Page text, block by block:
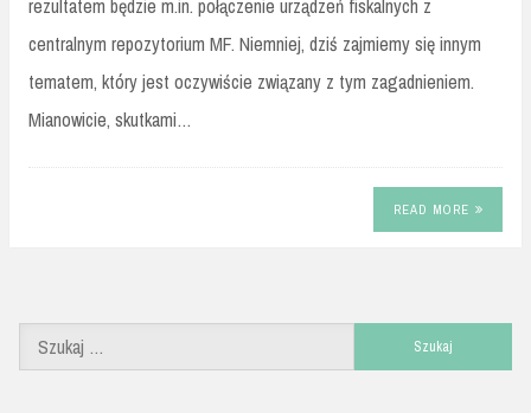
rezultatem będzie m.in. połączenie urządzeń fiskalnych z
centralnym repozytorium MF. Niemniej, dziś zajmiemy się innym
tematem, który jest oczywiście związany z tym zagadnieniem.
Mianowicie, skutkami…
READ MORE